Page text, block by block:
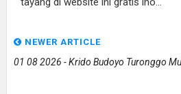
NEWER ARTICLE
01 08 2026 - Krido Budoyo Turonggo